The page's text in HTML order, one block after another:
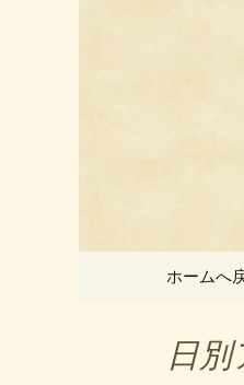
コンテンツ
ホームへ
日別